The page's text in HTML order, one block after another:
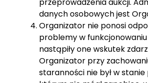
danych osobowych jest
Organizator nie ponosi
problemy w funkcjonowaniu
nastąpiły one wskutek
Organizator przy
staranności nie był w